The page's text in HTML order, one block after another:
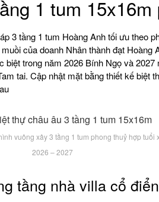
1 tum 15x16m
3 tầng 1 tum Hoàng Anh tối ưu theo
của doanh Nhân thành đạt Hoàng
trong năm 2026 Bính Ngọ và
tai. Cập nhật mặt bằng thiết kế biệt
vuông xây 3 tầng 1 tum phong thuỷ hợp tuổi
2026 – 2027
tầng nhà villa cổ